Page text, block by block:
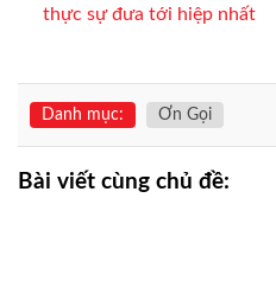
thực sự đưa tới hiệp nhất
Danh mục: Ơn Gọi
Bài viết cùng chủ đề: